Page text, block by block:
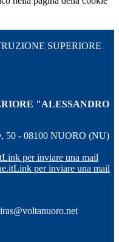
SUPERIORE
"ALESSANDRO
50 - 08100 NUORO (NU)
Link per inviare una mail
Link per inviare una mail